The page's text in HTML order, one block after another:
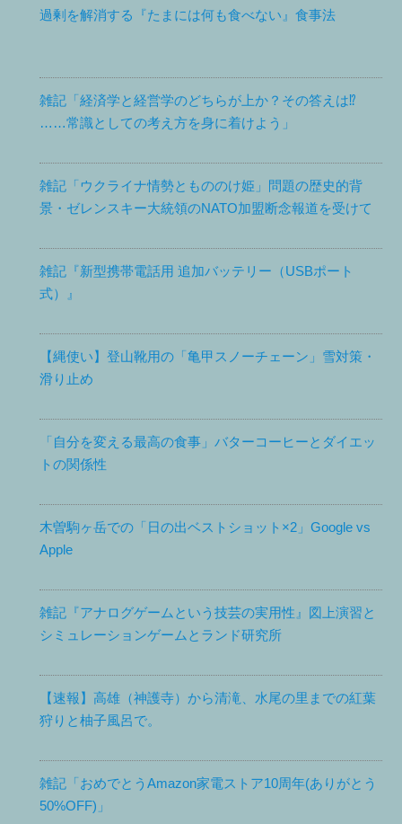
過剰を解消する『たまには何も食べない』食事法
雑記「経済学と経営学のどちらが上か？その答えは⁉
……常識としての考え方を身に着けよう」
雑記「ウクライナ情勢ともののけ姫」問題の歴史的背
景・ゼレンスキー大統領のNATO加盟断念報道を受けて
雑記『新型携帯電話用 追加バッテリー（USBポート
式）』
【縄使い】登山靴用の「亀甲スノーチェーン」雪対策・
滑り止め
「自分を変える最高の食事」バターコーヒーとダイエッ
トの関係性
木曽駒ヶ岳での「日の出ベストショット×2」Google vs
Apple
雑記『アナログゲームという技芸の実用性』図上演習と
シミュレーションゲームとランド研究所
【速報】高雄（神護寺）から清滝、水尾の里までの紅葉
狩りと柚子風呂で。
雑記「おめでとうAmazon家電ストア10周年(ありがとう
50%OFF)」